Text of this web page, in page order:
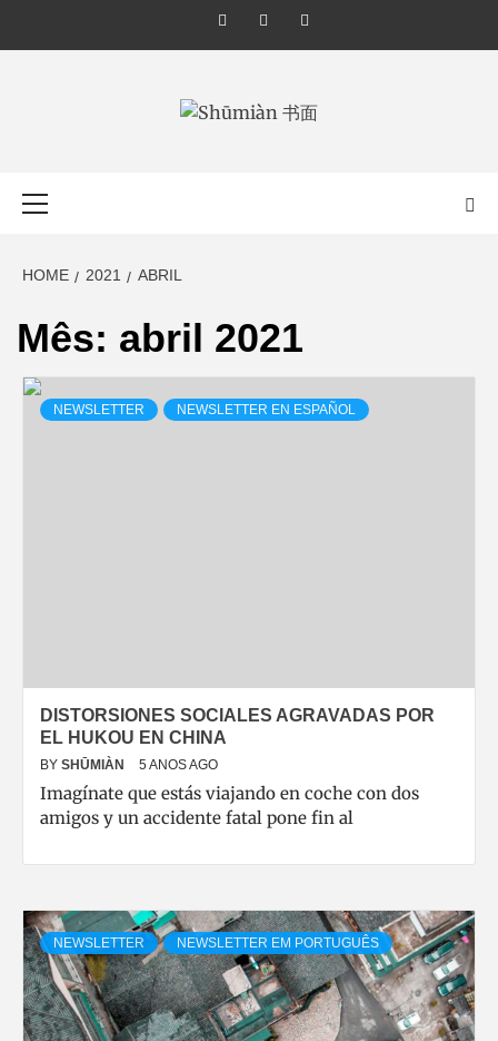
InstagramTwitterLinkedin
HOME 2021 ABRIL
Mês: abril 2021
NEWSLETTER NEWSLETTER EN ESPAÑOL
DISTORSIONES SOCIALES AGRAVADAS POR
EL HUKOU EN CHINA
BY SHŪMIÀN 5 ANOS AGO
Imagínate que estás viajando en coche con dos
amigos y un accidente fatal pone fin al
NEWSLETTER NEWSLETTER EM PORTUGUÊS